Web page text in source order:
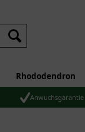
Rhododendron
Anwuchsgarantie